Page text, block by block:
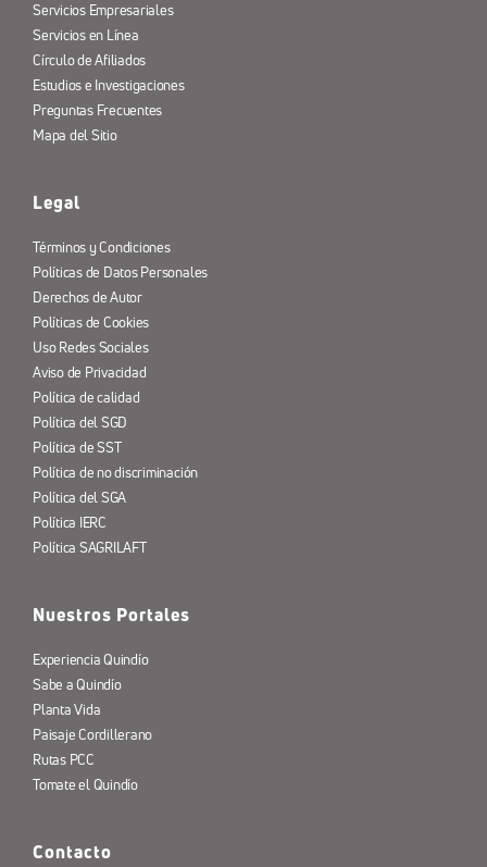
Servicios Empresariales
Servicios en Línea
Círculo de Afiliados
Estudios e Investigaciones
Preguntas Frecuentes
Mapa del Sitio
Legal
Términos y Condiciones
Políticas de Datos Personales
Derechos de Autor
Políticas de Cookies
Uso Redes Sociales
Aviso de Privacidad
Política de calidad
Política del SGD
Política de SST
Política de no discriminación
Política del SGA
Política IERC
Política SAGRILAFT
Nuestros Portales
Experiencia Quindío
Sabe a Quindío
Planta Vida
Paisaje Cordillerano
Rutas PCC
Tomate el Quindío
Contacto